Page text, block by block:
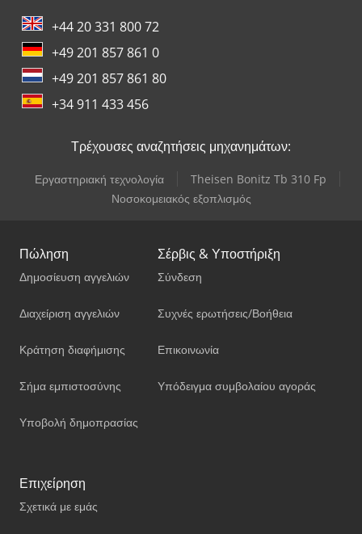
+44 20 331 800 72
+49 201 857 861 0
+49 201 857 861 80
+34 911 433 456
Τρέχουσες αναζητήσεις μηχανημάτων:
Εργαστηριακή τεχνολογία
Theisen Bonitz Tb 310 Fp
Νοσοκομειακός εξοπλισμός
Πώληση
Δημοσίευση αγγελιών
Διαχείριση αγγελιών
Κράτηση διαφήμισης
Σήμα εμπιστοσύνης
Υποβολή δημοπρασίας
Σέρβις & Υποστήριξη
Σύνδεση
Συχνές ερωτήσεις/Βοήθεια
Επικοινωνία
Υπόδειγμα συμβολαίου αγοράς
Επιχείρηση
Σχετικά με εμάς